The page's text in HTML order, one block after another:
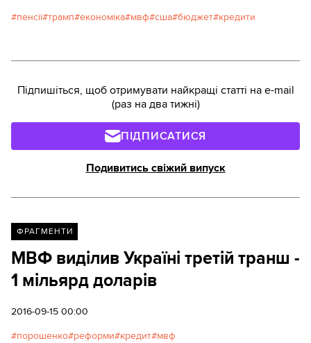
припинення кредитування України в рамках
без західних кредитів. Автор: Павло Контрактович
пенсії трамп економіка мвф сша бюджет кредити
Підпишіться, щоб отримувати найкращі статті на e-mail
(раз на два тижні)
ПІДПИСАТИСЯ
Подивитись свіжий випуск
ФРАГМЕНТИ
МВФ виділив Україні третій транш -
1 мільярд доларів
2016-09-15 00:00
порошенко реформи кредит мвф